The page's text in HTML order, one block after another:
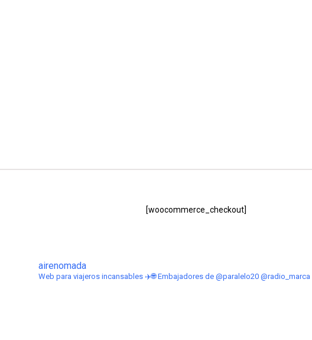
[woocommerce_checkout]
airenomada
Web para viajeros incansables ✈️🌐Embajadores de @paralelo20 @radio_marca